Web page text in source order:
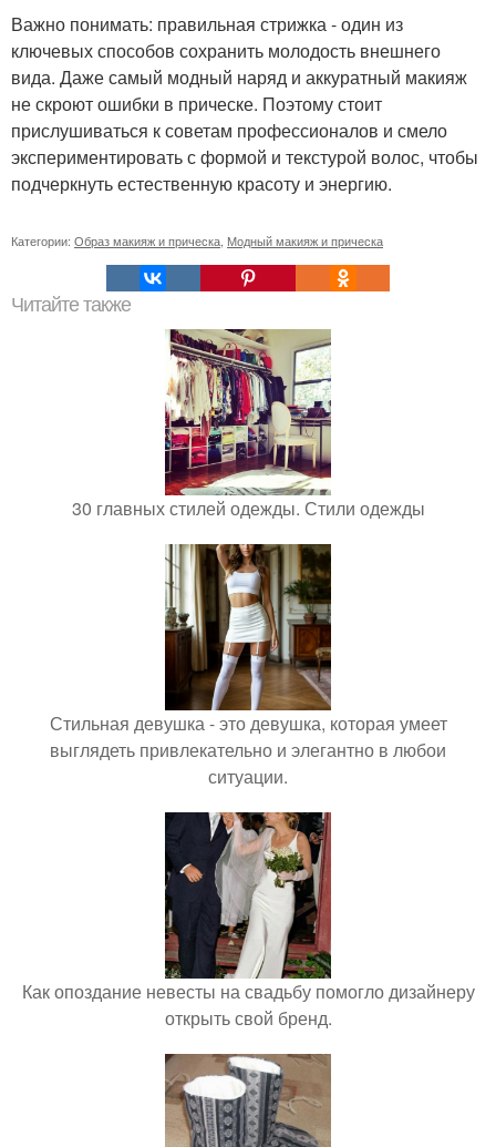
Важно понимать: правильная стрижка - один из
ключевых способов сохранить молодость внешнего
вида. Даже самый модный наряд и аккуратный макияж
не скроют ошибки в прическе. Поэтому стоит
прислушиваться к советам профессионалов и смело
экспериментировать с формой и текстурой волос, чтобы
подчеркнуть естественную красоту и энергию.
Категории: Образ макияж и прическа Модный макияж и прическа
Читайте также
30 главных стилей одежды. Стили одежды
Стильная девушка - это девушка, которая умеет
выглядеть привлекательно и элегантно в любои
ситуации.
Как опоздание невесты на свадьбу помогло дизайнеру
открыть свой бренд.